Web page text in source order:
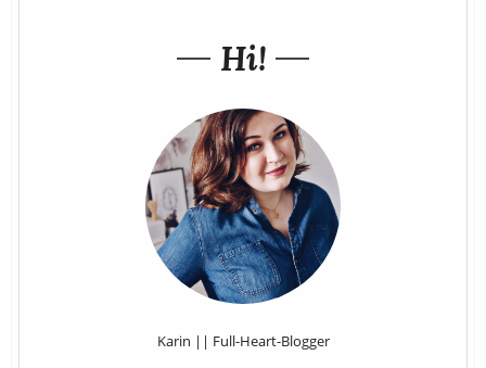
Hi!
Karin || Full-Heart-Blogger